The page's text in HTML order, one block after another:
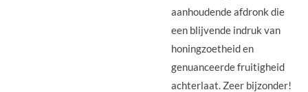
aanhoudende afdronk die
een blijvende indruk van
honingzoetheid en
genuanceerde fruitigheid
achterlaat. Zeer bijzonder!